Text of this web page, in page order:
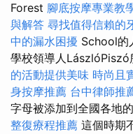
Forest 腳底按摩專業教
與解答 尋找值得信賴的
中的漏水困擾 School的
學校領導人LászlóPiszó
的活動提供美味 時尚且
身按摩推薦 台中律師推
字母被添加到全國各地
整復療程推薦 這個時期